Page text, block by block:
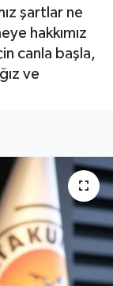
şartlar ne
hakkımız
canla başla,
ve